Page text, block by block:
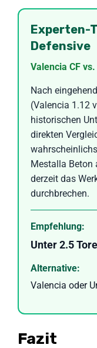
Experten-
Defensive
Valencia CF
Nach
(Valencia 1.12
historischen
direkten
Mestalla Beton
derzeit das
durchbrechen.
Empfehlung:
Unter 2.5 Tore
Alternative:
Valencia oder
Fazit